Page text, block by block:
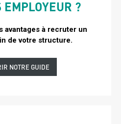
TITRE
2
EMPLOYEUR ?
Sous
titre
avantages à recruter un
de votre structure.
Lien
NOTRE GUIDE